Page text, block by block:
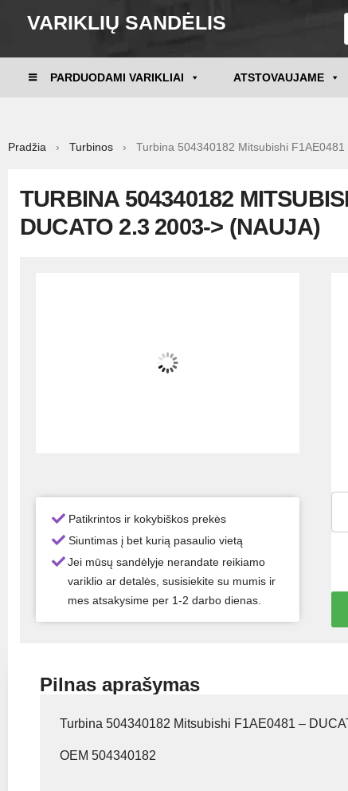
VARIKLIŲ SANDĖLIS
PARDUODAMI VARIKLIAI ATSTOVAUJAME
Pradžia › Turbinos › Turbina 504340182 Mitsubishi F1AE0481
TURBINA 504340182
DUCATO 2.3 2003-> (NAUJA)
Patikrintos ir kokybiškos prekės
Siuntimas į bet kurią pasaulio vietą
Jei mūsų sandėlyje nerandate reikiamo
variklio ar detalės, susisiekite su mumis ir
mes atsakysime per 1-2 darbo dienas.
Pilnas aprašymas
Turbina 504340182 Mitsubishi F1AE0481 –
OEM 504340182